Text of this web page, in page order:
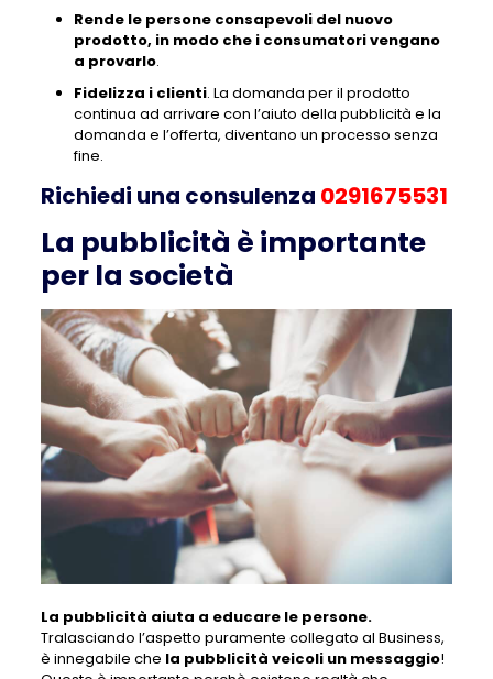
Rende le persone consapevoli del nuovo
prodotto, in modo che i consumatori vengano
a provarlo.
Fidelizza i clienti. La domanda per il prodotto
continua ad arrivare con l’aiuto della pubblicità e la
domanda e l’offerta, diventano un processo senza
fine.
Richiedi una consulenza 0291675531
La pubblicità è importante
per la società
La pubblicità aiuta a educare le persone.
Tralasciando l’aspetto puramente collegato al Business,
è innegabile che la pubblicità veicoli un messaggio!